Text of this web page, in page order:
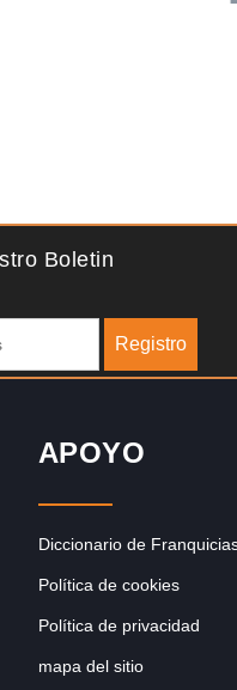
de…
Boletin
Registro
APOYO
Diccionario de
Política de cookies
Política de privacidad
mapa del sitio